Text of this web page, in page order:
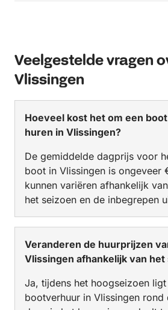
Veelgestelde vragen
Vlissingen
Hoeveel kost het om een
huren in Vlissingen?
De gemiddelde dagprijs voor
boot in Vlissingen is ongeveer
kunnen variëren afhankelijk
het seizoen en de inbegrepen
Veranderen de huurprijzen
Vlissingen afhankelijk van het
Ja, tijdens het hoogseizoen
bootverhuur in Vlissingen